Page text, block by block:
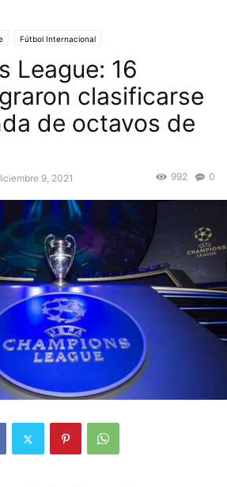
Fútbol Internacional
League: 16
clasificarse
de octavos de
9, 2021 0
992